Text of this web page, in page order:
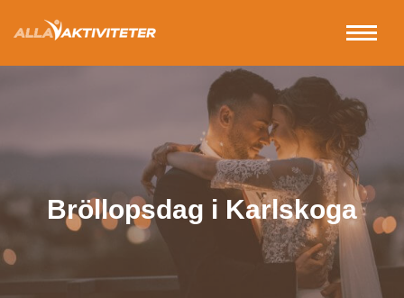
Bröllopsdag i Karlskoga